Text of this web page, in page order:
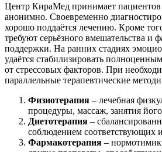
Центр КираМед принимает пациентов
анонимно. Своевременно
хорошо поддаётся лечению. Кроме
требуют серьёзного вмешательства и
поддержки. На ранних стадиях
удаётся стабилизировать
от стрессовых факторов. При
параллельные терапевтические
Физиотерапия – лечебная
процедуры, массаж, занятия
Диетотерапия –
соблюдением соответствующих
Фармакотерапия –